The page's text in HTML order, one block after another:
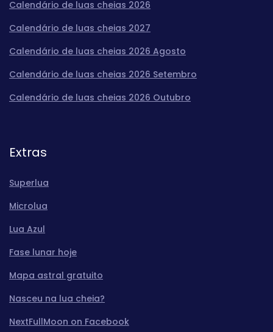
Calendário de luas cheias 2026
Calendário de luas cheias 2027
Calendário de luas cheias 2026 Agosto
Calendário de luas cheias 2026 Setembro
Calendário de luas cheias 2026 Outubro
Extras
Superlua
Microlua
Lua Azul
Fase lunar hoje
Mapa astral gratuito
Nasceu na lua cheia?
NextFullMoon on Facebook